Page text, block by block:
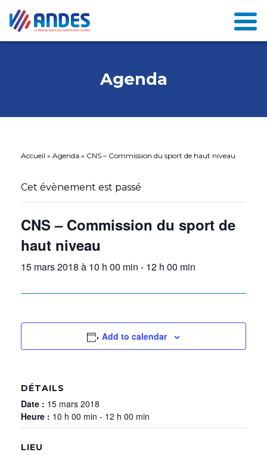
Agenda
Accueil » Agenda » CNS – Commission du sport de haut niveau
Cet évènement est passé
CNS – Commission du sport de
haut niveau
15 mars 2018 à 10 h 00 min - 12 h 00 min
Add to calendar
DÉTAILS
Date : 15 mars 2018
Heure : 10 h 00 min - 12 h 00 min
LIEU